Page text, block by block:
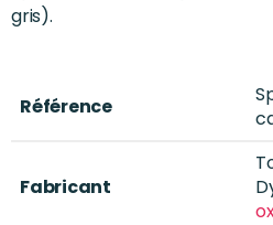
gris).
Référence
Fabricant